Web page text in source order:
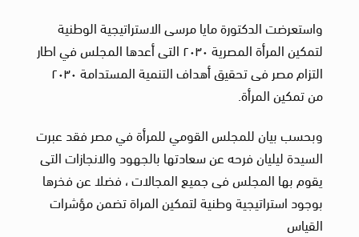
واستعرضت الدكتورة مايا مرسى الاستراتيجية الوطنية
لتمكين المرأة المصرية ٢٠٣٠ التى أعدها المجلس في اطار
التزام مصر فى تحقيق أهداف التنمية المستدامة ٢٠٣٠
من تمكين المرأة.
وبحسب بيان للمجلس القومي للمرأة في مصر فقد عبرت
السيدة ليليان فرحه عن سعادتها بالجهود والانجازات التى
يقوم بها المجلس فى جميع المجالات ، فضلا عن فخرها
بوجود استراتيجية وطنية لتمكين المراة تضمن مؤشرات
القياس